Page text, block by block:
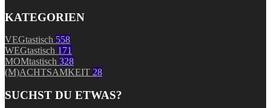
KATEGORIEN
VEGtastisch 558
WEGtastisch 171
MOMtastisch 328
(M)ACHTSAMKEIT 28
SUCHST DU ETWAS?